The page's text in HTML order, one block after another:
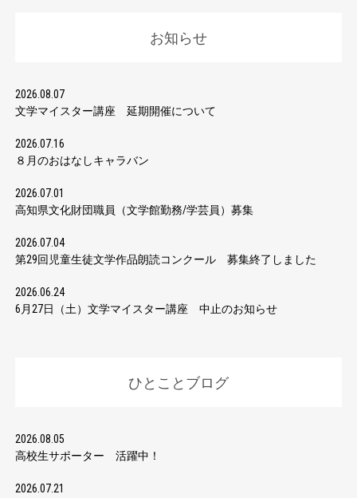
お知らせ
2026.08.07
文学マイスター講座 延期開催について
2026.07.16
８月のおはなしキャラバン
2026.07.01
高知県文化財団職員（文学館勤務/学芸員）募集
2026.07.04
第29回児童生徒文学作品朗読コンクール 募集終了しました
2026.06.24
6月27日（土）文学マイスター講座 中止のお知らせ
ひとことブログ
2026.08.05
高校生サポーター 活躍中！
2026.07.21